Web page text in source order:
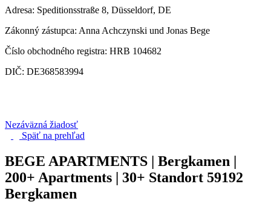
Adresa: Speditionsstraße 8, Düsseldorf, DE
Zákonný zástupca: Anna Achczynski und Jonas Bege
Číslo obchodného registra: HRB 104682
DIČ: DE368583994
Nezáväzná žiadosť
Späť na prehľad
BEGE APARTMENTS | Bergkamen |
200+ Apartments | 30+ Standort 59192
Bergkamen